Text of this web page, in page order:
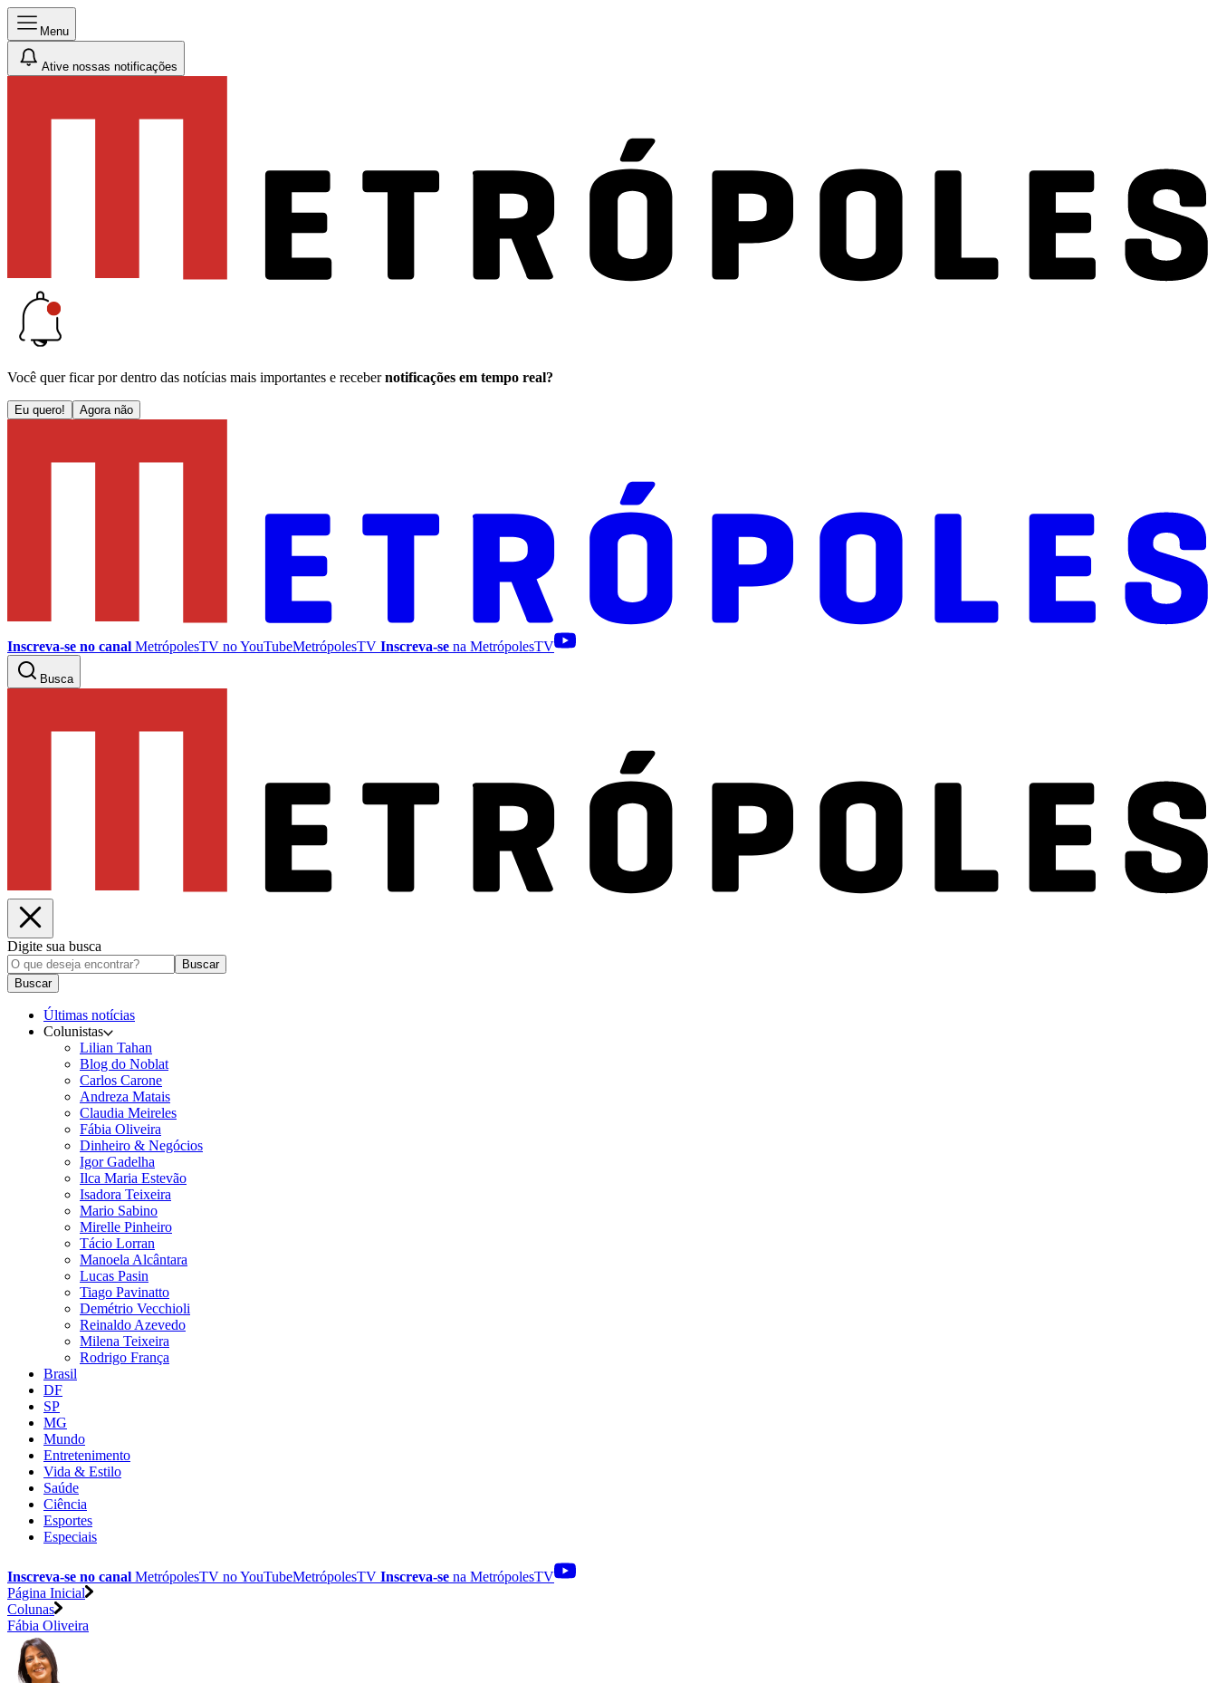
Menu
Ative nossas notificações
Você quer ficar por dentro das notícias mais importantes e receber notificações em tempo real?
Eu quero! Agora não
Inscreva-se no canal MetrópolesTV noYouTubeMetrópolesTV Inscreva-se na MetrópolesTV
Busca
Digite sua busca
Buscar
Buscar
Últimas notícias
Colunistas
Lilian Tahan
Blog do Noblat
Carlos Carone
Andreza Matais
Claudia Meireles
Fábia Oliveira
Dinheiro & Negócios
Igor Gadelha
Ilca Maria Estevão
Isadora Teixeira
Mario Sabino
Mirelle Pinheiro
Tácio Lorran
Manoela Alcântara
Lucas Pasin
Tiago Pavinatto
Demétrio Vecchioli
Reinaldo Azevedo
Milena Teixeira
Rodrigo França
Brasil
DF
SP
MG
Mundo
Entretenimento
Vida & Estilo
Saúde
Ciência
Esportes
Especiais
Inscreva-se no canal MetrópolesTV noYouTubeMetrópolesTV Inscreva-se na MetrópolesTV
Página Inicial
Colunas
Fábia Oliveira